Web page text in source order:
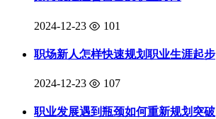
2024-12-23 101
职场新人怎样快速规划职业生涯起步
2024-12-23 107
职业发展遇到瓶颈如何重新规划突破